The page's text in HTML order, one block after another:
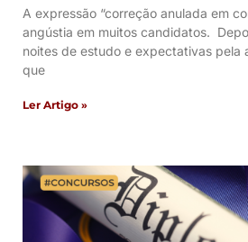
A expressão “correção anulada em
angústia em muitos candidatos.
noites de estudo e expectativas pela
que
Ler Artigo »